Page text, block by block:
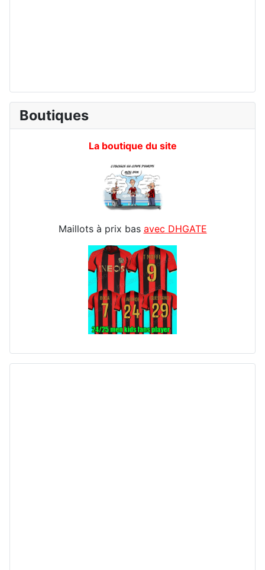
Boutiques
La boutique du site
Maillots à prix bas avec DHGATE